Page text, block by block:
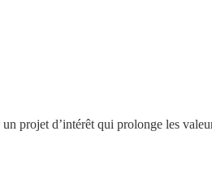
projet d’intérêt qui prolonge les